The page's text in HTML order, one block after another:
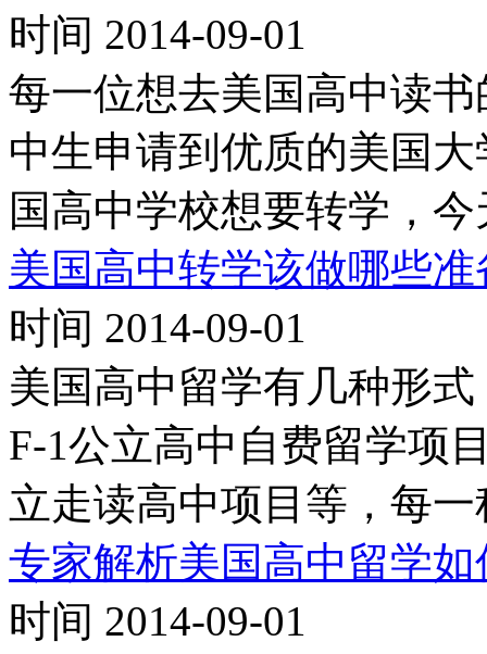
时间 2014-09-01
每一位想去美国高中读
中生申请到优质的美国
国高中学校想要转学，
美国高中转学该做哪些准
时间 2014-09-01
美国高中留学有几种形
F-1公立高中自费留学项
立走读高中项目等，每
专家解析美国高中留学
时间 2014-09-01